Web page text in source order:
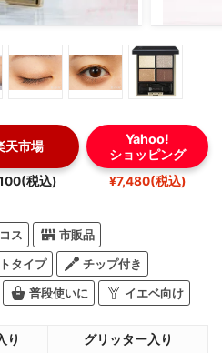
天市場
税込)
Yahoo!
ショッピング
¥7,480(税込)
ス 市販品
タイプ チップ付き
普段使いに イエベ向け
り グリッター入り